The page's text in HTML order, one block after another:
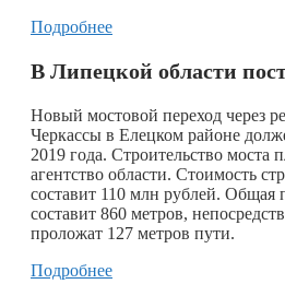
Подробнее
В Липецкой области
Новый мостовой переход через
Черкассы в Елецком районе
2019 года. Строительство моста
агентство области. Стоимость
составит 110 млн рублей. Общая
составит 860 метров,
проложат 127 метров пути.
Подробнее